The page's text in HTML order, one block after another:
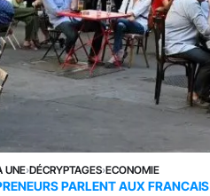
UNE›DÉCRYPTAGES›ECONOMIE
PARLENT AUX FRANCAIS